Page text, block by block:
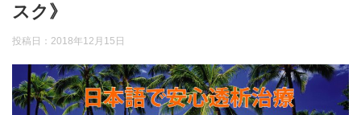
スク》
投稿日： 2018年12月15日